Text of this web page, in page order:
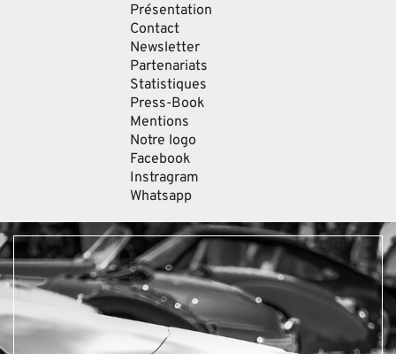
Présentation
Contact
Newsletter
Partenariats
Statistiques
Press-Book
Mentions
Notre logo
Facebook
Instragram
Whatsapp